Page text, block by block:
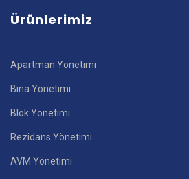
Ürünlerimiz
Apartman Yönetimi
Bina Yönetimi
Blok Yönetimi
Rezidans Yönetimi
AVM Yönetimi